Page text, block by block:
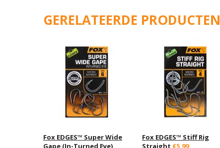
GERELATEERDE PRODUCTEN
Fox EDGES™ Super Wide
Fox EDGES™ Stiff Rig